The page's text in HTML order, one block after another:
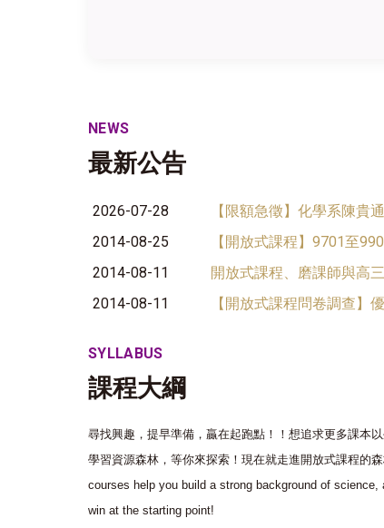
NEWS
最新公告
2026-07-28
【限額急徵】化學系陳貴
2014-08-25
【開放式課程】9701至
2014-08-11
開放式課程、磨課師與高
2014-08-11
【開放式課程問卷調查】
SYLLABUS
課程大綱
尋找興趣，提早準備，贏在起跑點！！想追求更多課本
學習資源森林，等你來探索！現在就走進開放式課程的
courses help you build a strong background of
win at the starting point!